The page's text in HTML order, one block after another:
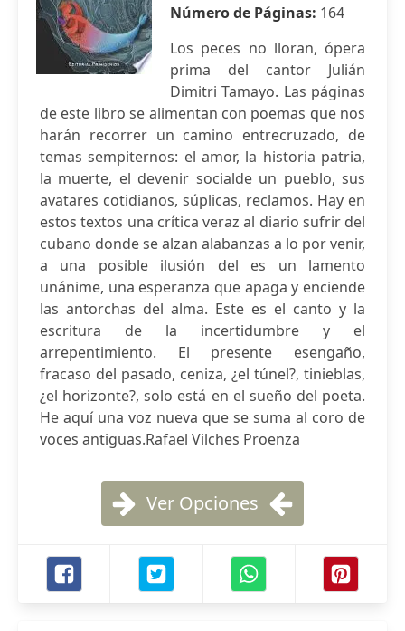
Número de Páginas: 164
Los peces no lloran, ópera
prima del cantor Julián
Dimitri Tamayo. Las páginas
de este libro se alimentan con poemas que nos
harán recorrer un camino entrecruzado, de
temas sempiternos: el amor, la historia patria,
la muerte, el devenir socialde un pueblo, sus
avatares cotidianos, súplicas, reclamos. Hay en
estos textos una crítica veraz al diario sufrir del
cubano donde se alzan alabanzas a lo por venir,
a una posible ilusión del es un lamento
unánime, una esperanza que apaga y enciende
las antorchas del alma. Este es el canto y la
escritura de la incertidumbre y el
arrepentimiento. El presente esengaño,
fracaso del pasado, ceniza, ¿el túnel?, tinieblas,
¿el horizonte?, solo está en el sueño del poeta.
He aquí una voz nueva que se suma al coro de
voces antiguas.Rafael Vilches Proenza
Ver Opciones